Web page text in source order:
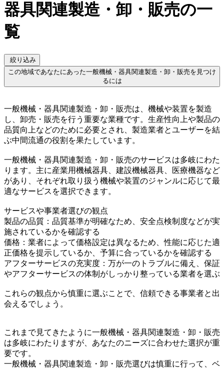
器具関連製造・卸・販売の一
覧
絞り込み
この地域であなたにあった一般機械・器具関連製造・卸・販売を見つけ
るには
一般機械・器具関連製造・卸・販売は、機械や装置を製造
し、卸売・販売を行う重要な業種です。生産性向上や製品の
品質向上などのために必要とされ、製造業者とユーザーを結
ぶ中間流通の役割を果たしています。
一般機械・器具関連製造・卸・販売のサービスは多岐にわた
ります。主に産業用機械器具、建設機械器具、医療機器など
があり、それぞれ取り扱う機械や装置のジャンルに応じて最
適なサービスを選択できます。
サービスや事業者選びの観点
製品の品質：品質基準が明確なため、安全点検制度などが実
施されているかを確認する
価格：業者によって価格設定は異なるため、性能に応じた適
正価格を提示しているか、予算に合っているかを確認する
アフターサービスの充実度：万が一のトラブルに備え、保証
やアフターサービスの体制がしっかり整っている業者を選ぶ
これらの観点から慎重に選ぶことで、信頼できる事業者と出
会えるでしょう。
これまで見てきたように一般機械・器具関連製造・卸・販売
は多岐にわたりますが、あなたのニーズに合わせた選択が重
要です。
一般機械・器具関連製造・卸・販売選びは慎重に行って、ベ